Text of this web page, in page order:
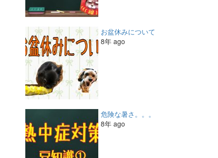
お盆休みについて
8年 ago
危険な暑さ。。。
8年 ago